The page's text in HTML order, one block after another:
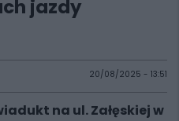
jazdy
20/08/2025 - 13:51
na ul. Załęskiej w